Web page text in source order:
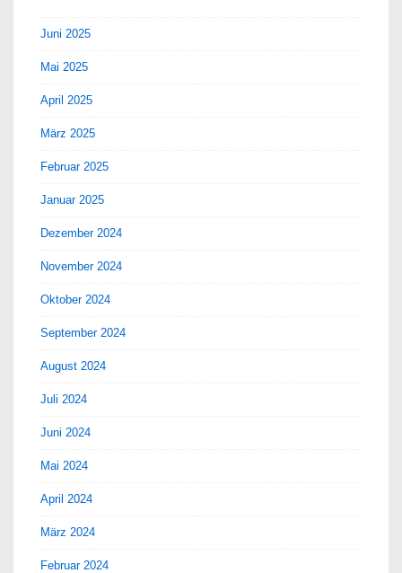
Juni 2025
Mai 2025
April 2025
März 2025
Februar 2025
Januar 2025
Dezember 2024
November 2024
Oktober 2024
September 2024
August 2024
Juli 2024
Juni 2024
Mai 2024
April 2024
März 2024
Februar 2024